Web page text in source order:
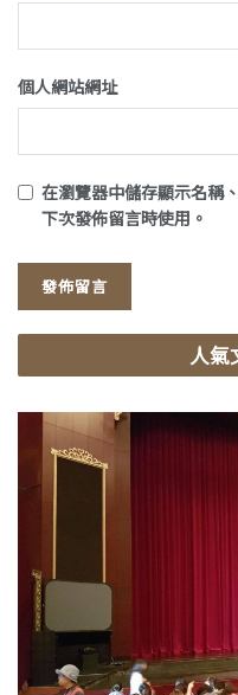
個人網站網址
在瀏覽器中儲存顯示名稱
下次發佈留言時使用。
人氣